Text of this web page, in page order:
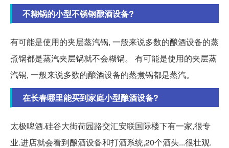
不糊锅的小型不锈钢酿酒设备?
有可能是使用的夹层蒸汽锅, 一般来说多数的酿酒设备的蒸
煮锅都是蒸汽夹层锅就不会糊锅。 有可能是使用的夹层蒸
汽锅, 一般来说多数的酿酒设备的蒸煮锅都是蒸汽。
在长春哪里能买到家庭小型酿酒设备?
太极啤酒.硅谷大街荷园路交汇安联国际楼下有一家,很专
业.进店就会看到酿酒设备和打酒系统,20个酒头...很壮观.